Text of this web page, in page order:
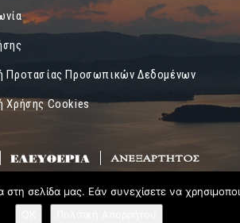
Προτασίας Προσωπικών Δεδομένων
Χρήσης Cookies
σελίδα μας. Εάν συνεχίσετε να